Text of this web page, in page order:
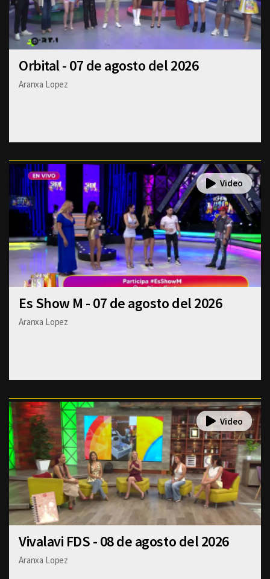
Orbital - 07 de agosto del 2026
Aranxa Lopez
Es Show M - 07 de agosto del 2026
Aranxa Lopez
Vivalavi FDS - 08 de agosto del 2026
Aranxa Lopez